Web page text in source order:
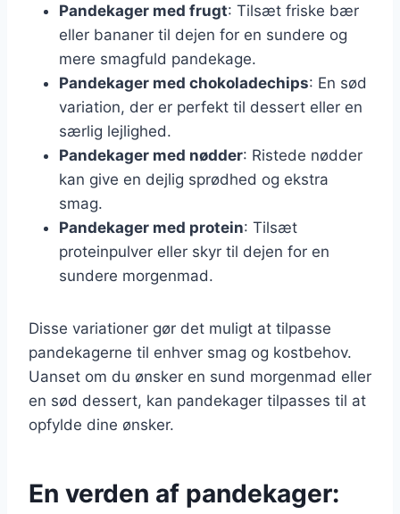
Pandekager med frugt: Tilsæt friske bær
eller bananer til dejen for en sundere og
mere smagfuld pandekage.
Pandekager med chokoladechips: En sød
variation, der er perfekt til dessert eller en
særlig lejlighed.
Pandekager med nødder: Ristede nødder
kan give en dejlig sprødhed og ekstra
smag.
Pandekager med protein: Tilsæt
proteinpulver eller skyr til dejen for en
sundere morgenmad.
Disse variationer gør det muligt at tilpasse
pandekagerne til enhver smag og kostbehov.
Uanset om du ønsker en sund morgenmad eller
en sød dessert, kan pandekager tilpasses til at
opfylde dine ønsker.
En verden af pandekager: